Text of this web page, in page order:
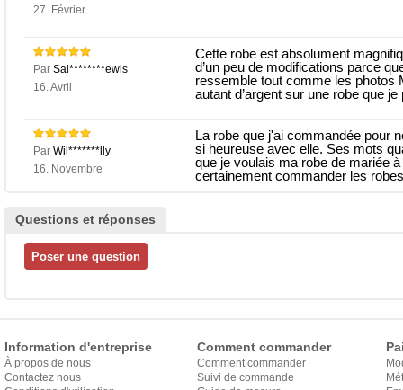
27. Février
Par Sai********ewis
16. Avril
Cette robe est absolument
d’un peu de modifications parce
ressemble tout comme les photos
autant d’argent sur une robe que
Par Wil*******lly
16. Novembre
La robe que j'ai commandée pour
si heureuse avec elle. Ses mots
que je voulais ma robe de mariée
certainement commander les
Questions et réponses
Information d'entreprise
À propos de nous
Contactez nous
Comment commander
Comment commander
Suivi de commande